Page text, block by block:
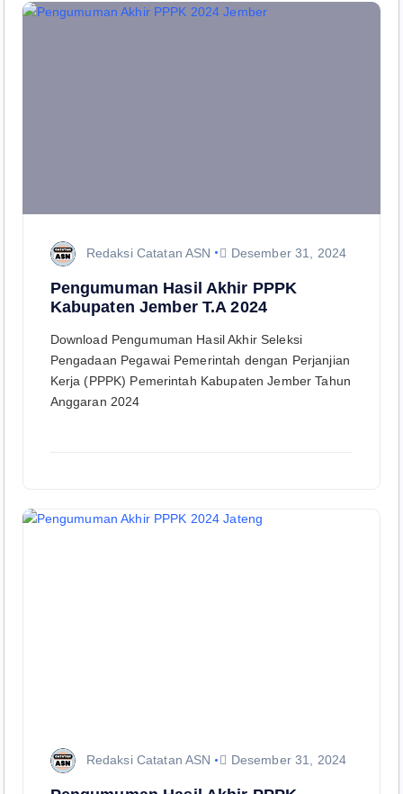
Redaksi Catatan ASN Desember 31, 2024
Pengumuman Hasil Akhir PPPK
Kabupaten Jember T.A 2024
Download Pengumuman Hasil Akhir Seleksi
Pengadaan Pegawai Pemerintah dengan Perjanjian
Kerja (PPPK) Pemerintah Kabupaten Jember Tahun
Anggaran 2024
Redaksi Catatan ASN Desember 31, 2024